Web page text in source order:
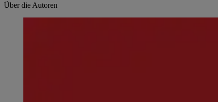
Über die Autoren